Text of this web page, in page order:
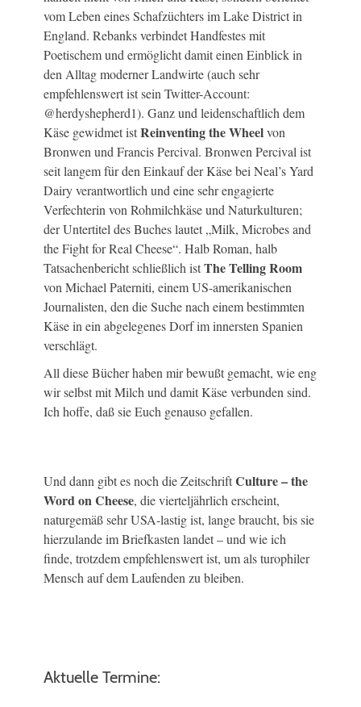
vom Leben eines Schafzüchters im Lake District in
England. Rebanks verbindet Handfestes mit
Poetischem und ermöglicht damit einen Einblick in
den Alltag moderner Landwirte (auch sehr
empfehlenswert ist sein Twitter-Account:
@herdyshepherd1). Ganz und leidenschaftlich dem
Käse gewidmet istReinventing the Wheelvon
Bronwen und Francis Percival. Bronwen Percival ist
seit langem für den Einkauf der Käse bei Neal’s Yard
Dairy verantwortlich und eine sehr engagierte
Verfechterin von Rohmilchkäse und Naturkulturen;
der Untertitel des Buches lautet „Milk, Microbes and
the Fight for Real Cheese“. Halb Roman, halb
Tatsachenbericht schließlich istThe Telling Room
von Michael Paterniti, einem US-amerikanischen
Journalisten, den die Suche nach einem bestimmten
Käse in ein abgelegenes Dorf im innersten Spanien
verschlägt.
All diese Bücher haben mir bewußt gemacht, wie eng
wir selbst mit Milch und damit Käse verbunden sind.
Ich hoffe, daß sie Euch genauso gefallen.
Und dann gibt es noch die ZeitschriftCulture – the
Word on Cheese, die vierteljährlich erscheint,
naturgemäß sehr USA-lastig ist, lange braucht, bis sie
hierzulande im Briefkasten landet – und wie ich
finde, trotzdem empfehlenswert ist, um als turophiler
Mensch auf dem Laufenden zu bleiben.
Aktuelle Termine: